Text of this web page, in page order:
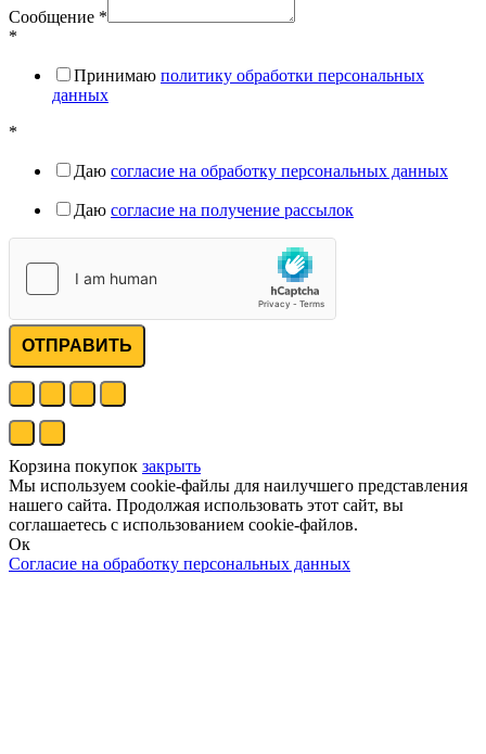
Сообщение *
*
Принимаю политику обработки персональных
данных
*
Даю согласие на обработку персональных данных
Даю согласие на получение рассылок
ОТПРАВИТЬ
Корзина покупок закрыть
Мы используем cookie-файлы для наилучшего представления
нашего сайта. Продолжая использовать этот сайт, вы
соглашаетесь с использованием cookie-файлов.
Ок
Согласие на обработку персональных данных